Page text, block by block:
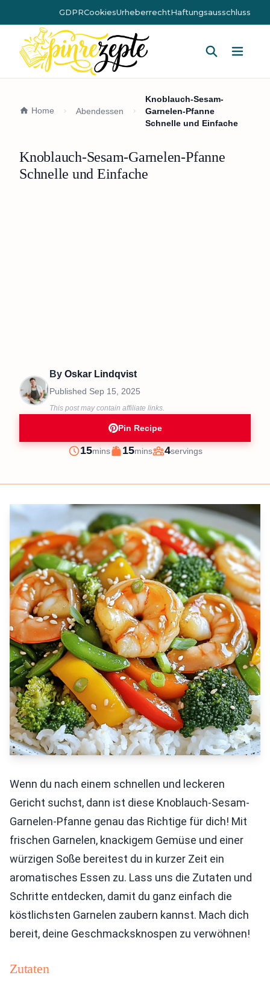
GDPRCookiesUrheberrechtHaftungsausschluss
Home Abendessen
Knoblauch-Sesam-
Garnelen-Pfanne
Schnelle und Einfache
Knoblauch-Sesam-Garnelen-Pfanne
Schnelle und Einfache
By Oskar Lindqvist
Published Sep 15, 2025
This post may contain affiliate links.
Pin Recipe
Prep
15minutes
mins
Cook
15minutes
mins
Servings
4servings
Wenn du nach einem schnellen und leckeren
Gericht suchst, dann ist diese Knoblauch-Sesam-
Garnelen-Pfanne genau das Richtige für dich! Mit
frischen Garnelen, knackigem Gemüse und einer
würzigen Soße bereitest du in kurzer Zeit ein
aromatisches Essen zu. Lass uns die Zutaten und
Schritte entdecken, damit du ganz einfach die
köstlichsten Garnelen zaubern kannst. Mach dich
bereit, deine Geschmacksknospen zu verwöhnen!
Zutaten